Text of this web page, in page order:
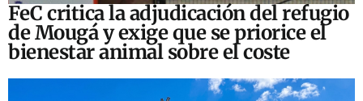
FeC critica la adjudicación del refugio
de Mougá y exige que se priorice el
bienestar animal sobre el coste